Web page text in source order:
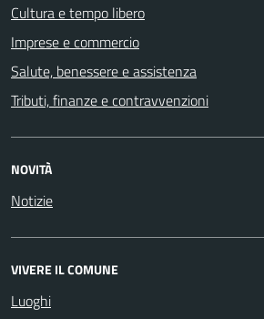
Cultura e tempo libero
Imprese e commercio
Salute, benessere e assistenza
Tributi, finanze e contravvenzioni
NOVITÀ
Notizie
VIVERE IL COMUNE
Luoghi